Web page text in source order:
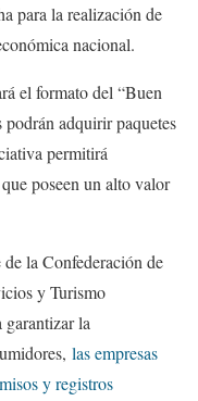
para la realización de
nacional.
el formato del “Buen
adquirir paquetes
permitirá
poseen un alto valor
la Confederación de
y Turismo
garantizar la
las empresas
y registros